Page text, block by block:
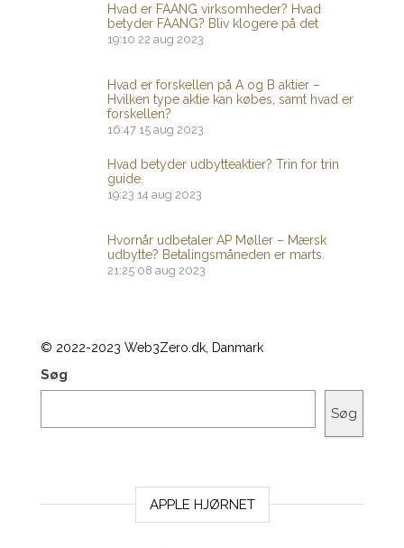
Hvad er FAANG virksomheder? Hvad
betyder FAANG? Bliv klogere på det
19:10 22 aug 2023
Hvad er forskellen på A og B aktier –
Hvilken type aktie kan købes, samt hvad er
forskellen?
16:47 15 aug 2023
Hvad betyder udbytteaktier? Trin for trin
guide.
19:23 14 aug 2023
Hvornår udbetaler AP Møller – Mærsk
udbytte? Betalingsmåneden er marts.
21:25 08 aug 2023
© 2022-2023 Web3Zero.dk, Danmark
Søg
Søg
APPLE HJØRNET